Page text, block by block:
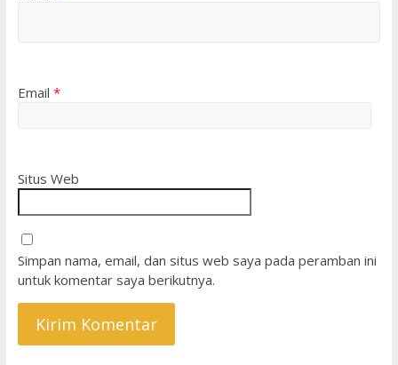
Email *
Situs Web
Simpan nama, email, dan situs web saya pada peramban ini
untuk komentar saya berikutnya.